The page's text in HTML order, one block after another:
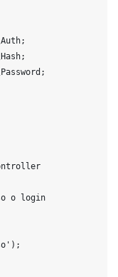
o login